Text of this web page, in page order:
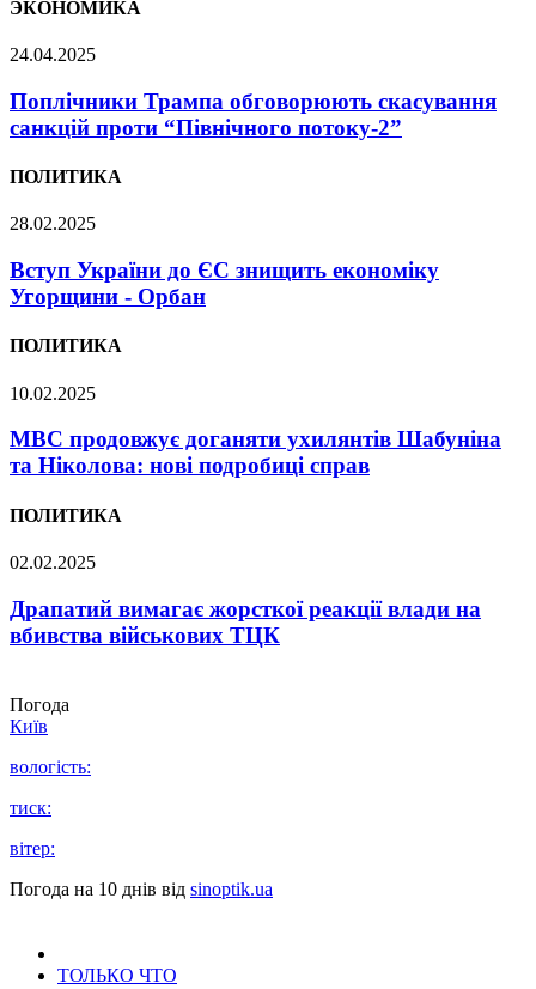
ЭКОНОМИКА
24.04.2025
Поплічники Трампа обговорюють скасування
санкцій проти “Північного потоку-2”
ПОЛИТИКА
28.02.2025
Вступ України до ЄС знищить економіку
Угорщини - Орбан
ПОЛИТИКА
10.02.2025
МВС продовжує доганяти ухилянтів Шабуніна
та Ніколова: нові подробиці справ
ПОЛИТИКА
02.02.2025
Драпатий вимагає жорсткої реакції влади на
вбивства військових ТЦК
Погода
Київ
вологість:
тиск:
вітер:
Погода на 10 днів від sinoptik.ua
ТОЛЬКО ЧТО